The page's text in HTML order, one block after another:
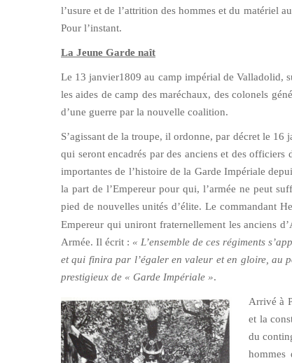
l’usure et de l’attrition des hommes et du matériel
Pour l’instant.
La Jeune Garde naît
Le 13 janvier1809 au camp impérial de Valladolid,
les aides de camp des maréchaux, des colonels
d’une guerre par la nouvelle coalition.
S’agissant de la troupe, il ordonne, par décret le
qui seront encadrés par des anciens et des
importantes de l’histoire de la Garde Impériale
la part de l’Empereur pour qui, l’armée ne peut
pied de nouvelles unités d’élite. Le commandant
Empereur qui uniront fraternellement les anciens
Armée. Il écrit : « L’ensemble de ces régiments
et qui finira par l’égaler en valeur et en gloire, au
prestigieux de « Garde Impériale ».
Arrivé à
et la
du
hommes